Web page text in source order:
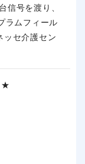
信号を渡り、
ラムフィール
ッセ介護セン
★